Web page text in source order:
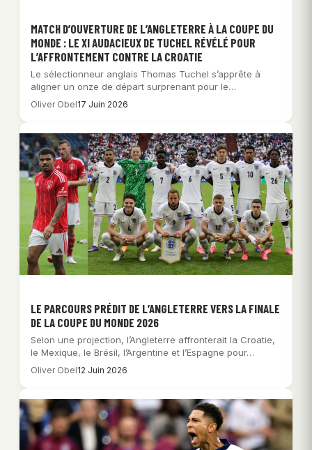
MATCH D’OUVERTURE DE L’ANGLETERRE À LA COUPE DU
MONDE : LE XI AUDACIEUX DE TUCHEL RÉVÉLÉ POUR
L’AFFRONTEMENT CONTRE LA CROATIE
Le sélectionneur anglais Thomas Tuchel s’apprête à
aligner un onze de départ surprenant pour le…
Oliver Obel17 Juin 2026
LE PARCOURS PRÉDIT DE L’ANGLETERRE VERS LA FINALE
DE LA COUPE DU MONDE 2026
Selon une projection, l’Angleterre affronterait la Croatie,
le Mexique, le Brésil, l’Argentine et l’Espagne pour…
Oliver Obel12 Juin 2026